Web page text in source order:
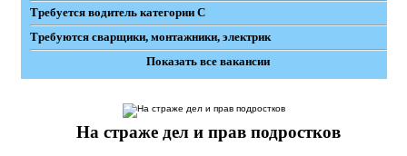
Требуется водитель категории С
Требуются сварщики, монтажники, электрик
Показать все вакансии
На страже дел и прав подростков